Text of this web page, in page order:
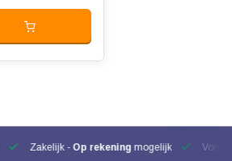
Zakelijk - Op rekening mogelijk Voor